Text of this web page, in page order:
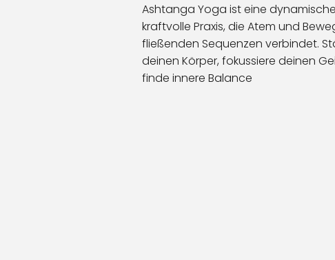
Ashtanga Yoga ist eine
kraftvolle Praxis, die Atem und
fließenden Sequenzen verbindet.
deinen Körper, fokussiere deinen
finde innere Balance